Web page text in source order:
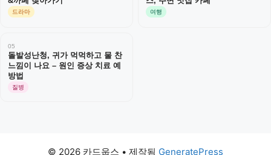
드라마 여행
05
돌발성난청, 귀가 먹먹하고 물 찬
느낌이 나요 – 원인 증상 치료 예
방법
질병
© 2026 카드웁스 • 제작됨 GeneratePress